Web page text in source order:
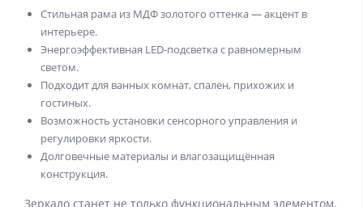
Стильная рама из МДФ золотого оттенка — акцент в
интерьере.
Энергоэффективная LED-подсветка с равномерным
светом.
Подходит для ванных комнат, спален, прихожих и
гостиных.
Возможность установки сенсорного управления и
регулировки яркости.
Долговечные материалы и влагозащищённая
конструкция.
Зеркало станет не только функциональным элементом,